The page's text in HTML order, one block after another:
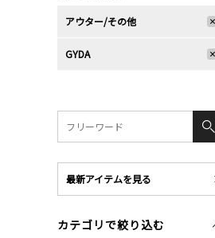
アウター/その他
GYDA
最新アイテムを見る
カテゴリで絞り込む